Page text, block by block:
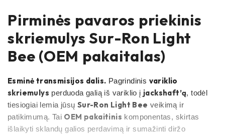
Pirminės pavaros priekinis
skriemulys Sur-Ron Light
Bee (OEM pakaitalas)
Esminė transmisijos dalis. Pagrindinis variklio
skriemulys perduoda galią iš variklio į jackshaft’ą, todėl
tiesiogiai lemia jūsų Sur-Ron Light Bee veikimą ir
patikimumą. Tai OEM pakaitinis komponentas, skirtas
išlaikyti sklandų galios perdavimą ir sumažinti diržo